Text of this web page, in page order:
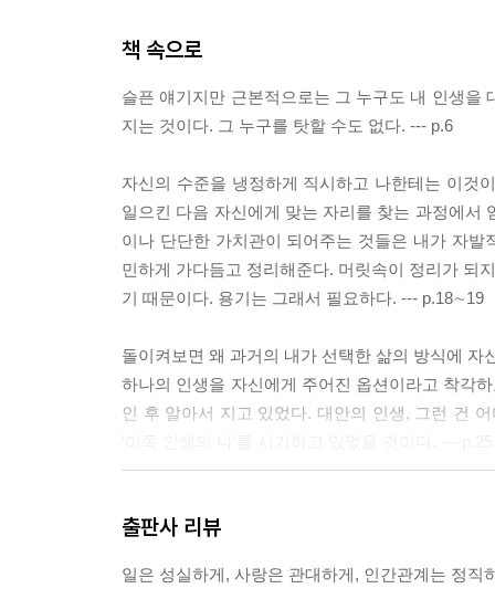
책 속으로
슬픈 얘기지만 근본적으로는 그 누구도 내 인생을
지는 것이다. 그 누구를 탓할 수도 없다. --- p.6
자신의 수준을 냉정하게 직시하고 나한테는 이것
일으킨 다음 자신에게 맞는 자리를 찾는 과정에서
이나 단단한 가치관이 되어주는 것들은 내가 자
민하게 가다듬고 정리해준다. 머릿속이 정리가 되
기 때문이다. 용기는 그래서 필요하다. --- p.18∼19
돌이켜보면 왜 과거의 내가 선택한 삶의 방식에
하나의 인생을 자신에게 주어진 옵션이라고 착각
인 후 알아서 지고 있었다. 대안의 인생, 그런 건
마음을 인정하고 받아주어야 하지 않을까. 사랑에
출판사 리뷰
일은 성실하게, 사랑은 관대하게, 인간관계는 정직